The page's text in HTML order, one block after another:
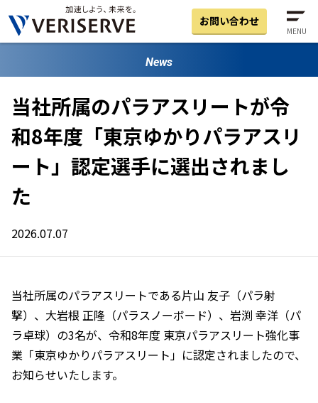
お問い合わせ
MENU
News
当社所属のパラアスリートが令
和8年度「東京ゆかりパラアスリ
ート」認定選手に選出されまし
た
2026.07.07
当社所属のパラアスリートである片山 友子（パラ射
撃）、大岩根 正隆（パラスノーボード）、岩渕 幸洋（パ
ラ卓球）の3名が、令和8年度 東京パラアスリート強化事
業「東京ゆかりパラアスリート」に認定されましたので、
お知らせいたします。